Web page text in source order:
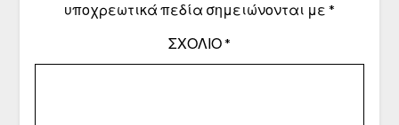
υποχρεωτικά πεδία σημειώνονται με *
ΣΧΌΛΙΟ*